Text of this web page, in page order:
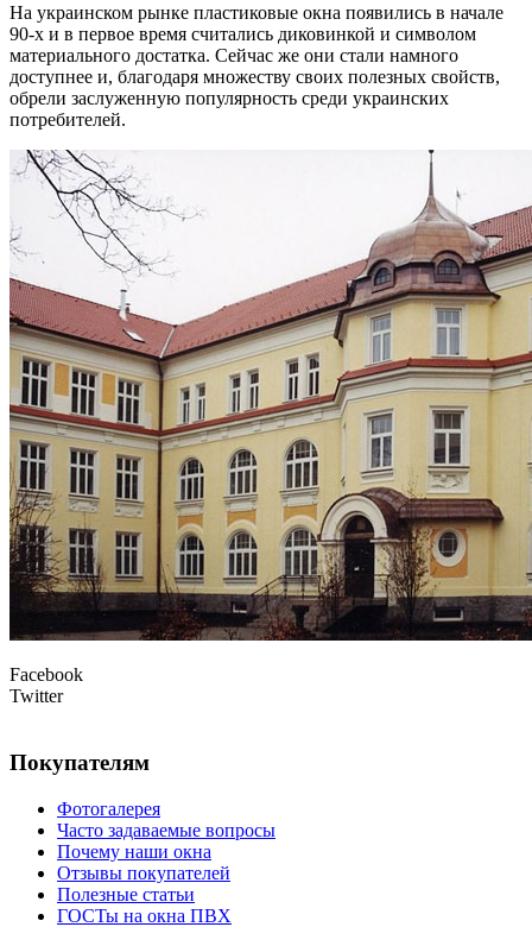
На украинском рынке пластиковые окна появились в начале
90-х и в первое время считались диковинкой и символом
материального достатка. Сейчас же они стали намного
доступнее и, благодаря множеству своих полезных свойств,
обрели заслуженную популярность среди украинских
потребителей.
Facebook
Twitter
Покупателям
Фотогалерея
Часто задаваемые вопросы
Почему наши окна
Отзывы покупателей
Полезные статьи
ГОСТы на окна ПВХ